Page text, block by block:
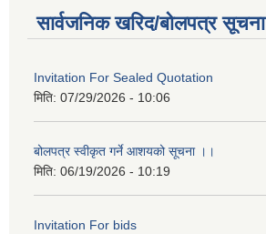
सार्वजनिक खरिद/बोलपत्र सूचना
Invitation For Sealed Quotation
मिति: 07/29/2026 - 10:06
बोलपत्र स्वीकृत गर्ने आशयको सूचना ।।
मिति: 06/19/2026 - 10:19
Invitation For bids